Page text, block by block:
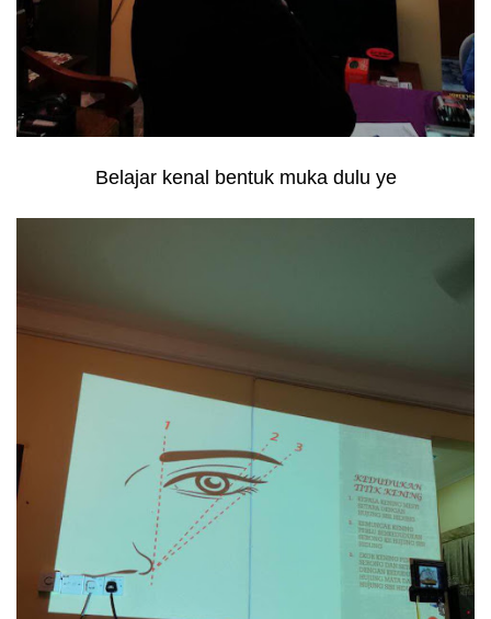
Belajar kenal bentuk muka dulu ye